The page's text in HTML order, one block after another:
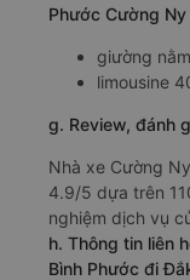
Phước Cường Ny
giường
limousine
g. Review, đánh
Nhà xe Cường
4.9/5 dựa trên
nghiệm dịch vụ
h. Thông tin liên
Bình Phước đi